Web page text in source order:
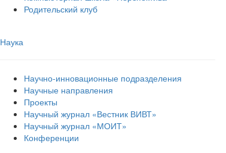
Родительский клуб
Наука
Научно-инновационные подразделения
Научные направления
Проекты
Научный журнал «Вестник ВИВТ»
Научный журнал «МОИТ»
Конференции